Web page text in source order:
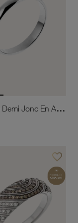
Alliance Demi Jonc En Argent Rhodié, Largeur 3mm
favorite_borderAjouter